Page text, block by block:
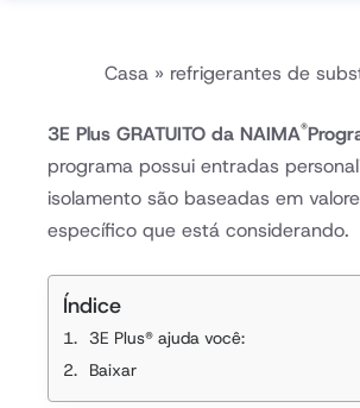
Casa » refrigerantes de
3E Plus GRATUITO da NAIMA®
programa possui entradas
isolamento são baseadas em
específico que está considerando.
Índice
3E Plus® ajuda você:
Baixar